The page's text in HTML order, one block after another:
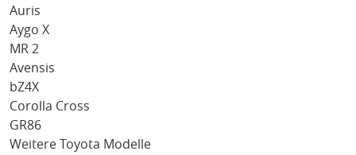
Auris
Aygo X
MR 2
Avensis
bZ4X
Corolla Cross
GR86
Weitere Toyota Modelle